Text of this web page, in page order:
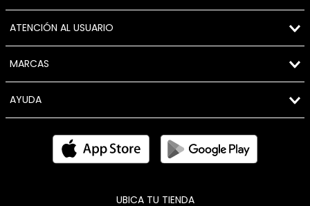
ATENCIÓN AL USUARIO
MARCAS
AYUDA
UBICA TU TIENDA